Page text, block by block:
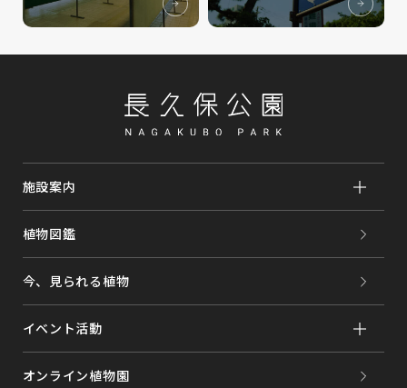
施設案内
植物図鑑
今、見られる植物
イベント活動
オンライン植物園